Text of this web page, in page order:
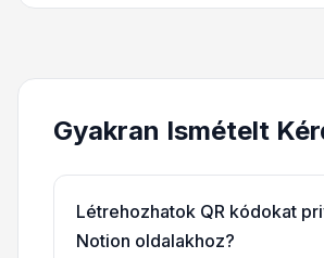
Gyakran Ismételt
Létrehozhatok QR kódokat
Notion oldalakhoz?